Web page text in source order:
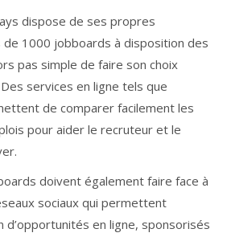
dispose de ses propres
1000 jobboards à disposition des
pas simple de faire son choix
services en ligne tels que
de comparer facilement les
pour aider le recruteur et le
doivent également faire face à
sociaux qui permettent
d’opportunités en ligne, sponsorisés